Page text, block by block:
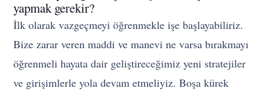
yapmak gerekir?
İlk olarak vazgeçmeyi öğrenmekle işe başlayabiliriz.
Bize zarar veren maddi ve manevi ne varsa bırakmayı
öğrenmeli hayata dair geliştireceğimiz yeni stratejiler
ve girişimlerle yola devam etmeliyiz. Boşa kürek